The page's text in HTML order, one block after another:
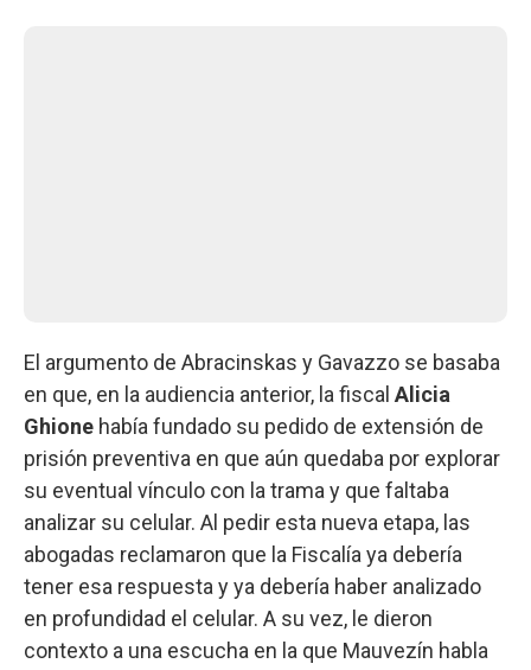
El argumento de Abracinskas y Gavazzo se basaba
en que, en la audiencia anterior, la fiscal Alicia
Ghione había fundado su pedido de extensión de
prisión preventiva en que aún quedaba por explorar
su eventual vínculo con la trama y que faltaba
analizar su celular. Al pedir esta nueva etapa, las
abogadas reclamaron que la Fiscalía ya debería
tener esa respuesta y ya debería haber analizado
en profundidad el celular. A su vez, le dieron
contexto a una escucha en la que Mauvezín habla